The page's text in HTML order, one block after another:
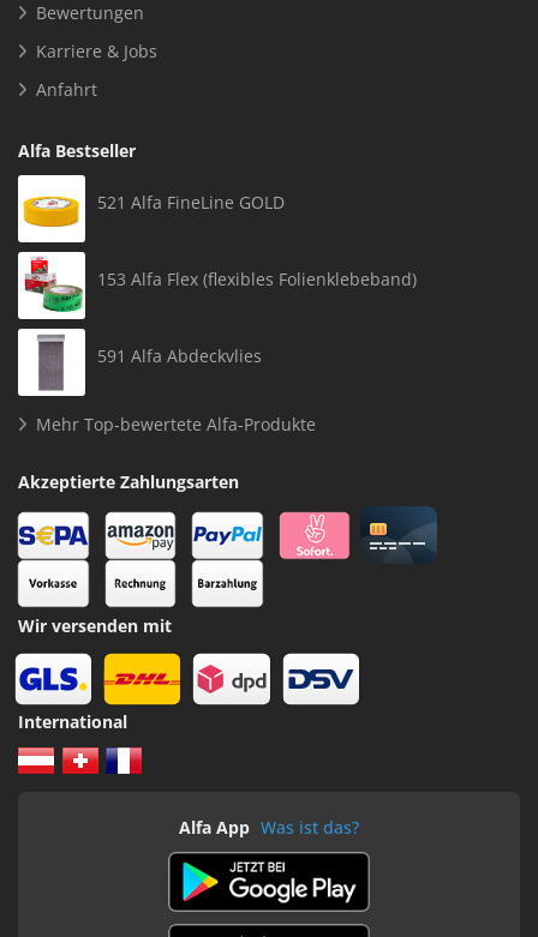
Bewertungen
Karriere & Jobs
Anfahrt
Alfa Bestseller
521 Alfa FineLine GOLD
153 Alfa Flex (flexibles Folienklebeband)
591 Alfa Abdeckvlies
Mehr Top-bewertete Alfa-Produkte
Akzeptierte Zahlungsarten
Wir versenden mit
International
Alfa App Was ist das?